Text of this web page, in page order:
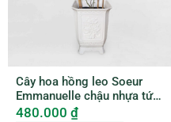
Cây hoa hồng leo Soeur
Emmanuelle chậu nhựa tứ
quý ROSE002
480.000 ₫